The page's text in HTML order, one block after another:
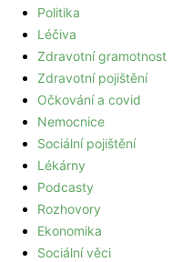
Politika
Léčiva
Zdravotní gramotnost
Zdravotní pojištění
Očkování a covid
Nemocnice
Sociální pojištění
Lékárny
Podcasty
Rozhovory
Ekonomika
Sociální věci